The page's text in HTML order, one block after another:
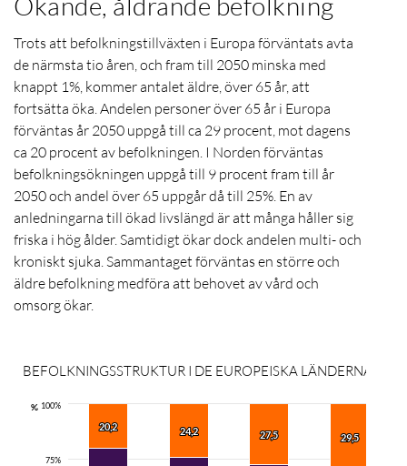
Trots att befolkningstillväxten i Europa förväntats avta
de närmsta tio åren, och fram till 2050 minska med
knappt 1%, kommer antalet äldre, över 65 år, att
fortsätta öka. Andelen personer över 65 år i Europa
förväntas år 2050 uppgå till ca 29 procent, mot dagens
ca 20 procent av befolkningen. I Norden förväntas
befolkningsökningen uppgå till 9 procent fram till år
2050 och andel över 65 uppgår då till 25%. En av
anledningarna till ökad livslängd är att många håller sig
friska i hög ålder. Samtidigt ökar dock andelen multi- och
kroniskt sjuka. Sammantaget förväntas en större och
äldre befolkning medföra att behovet av vård och
omsorg ökar.
%
BEFOLKNINGSSTRUKTUR I DE EUROPEISKA LÄNDERNA
20,2
20,2 24,2
24,2 27,5
27,5 29,5
29,5
75%
100%